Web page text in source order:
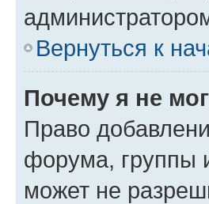
Вернуться к
Почему я не
Право
форума, группы
может не